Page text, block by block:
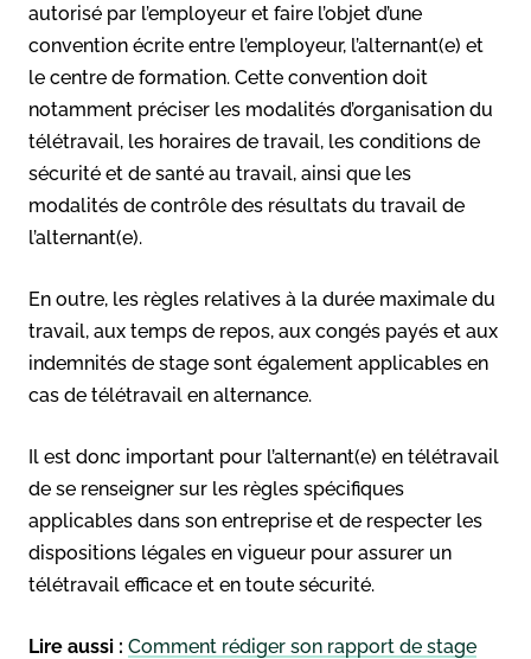
autorisé par l’employeur et faire l’objet d’une
convention écrite entre l’employeur, l’alternant(e) et
le centre de formation. Cette convention doit
notamment préciser les modalités d’organisation du
télétravail, les horaires de travail, les conditions de
sécurité et de santé au travail, ainsi que les
modalités de contrôle des résultats du travail de
l’alternant(e).
En outre, les règles relatives à la durée maximale du
travail, aux temps de repos, aux congés payés et aux
indemnités de stage sont également applicables en
cas de télétravail en alternance.
Il est donc important pour l’alternant(e) en télétravail
de se renseigner sur les règles spécifiques
applicables dans son entreprise et de respecter les
dispositions légales en vigueur pour assurer un
télétravail efficace et en toute sécurité.
Lire aussi : Comment rédiger son rapport de stage